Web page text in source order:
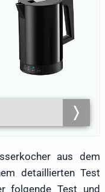
Denise wird im
aus dem
detaillierten Test
folgende Test und